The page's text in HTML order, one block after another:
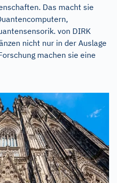
Das macht sie
von DIRK
nicht nur in der Auslage
machen sie eine